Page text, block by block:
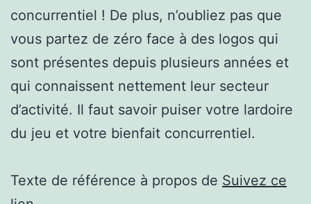
concurrentiel ! De plus, n’oubliez pas que
vous partez de zéro face à des logos qui
sont présentes depuis plusieurs années et
qui connaissent nettement leur secteur
d’activité. Il faut savoir puiser votre lardoire
du jeu et votre bienfait concurrentiel.
Texte de référence à propos de Suivez ce